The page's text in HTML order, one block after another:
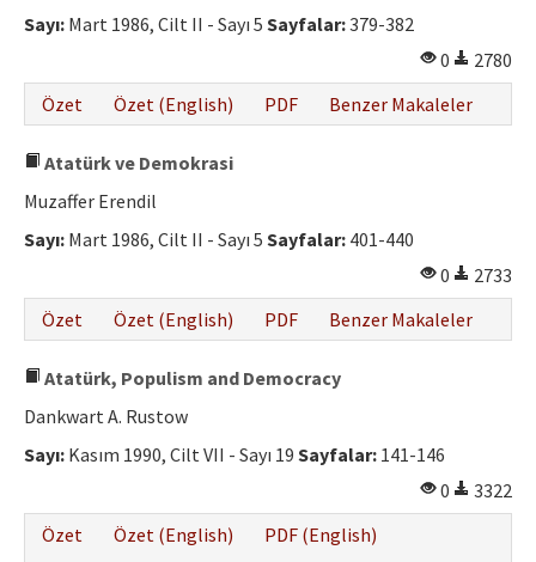
Sayı: Mart 1986, Cilt II - Sayı 5 Sayfalar:379-382
0
2780
Özet
Özet (English) PDF Benzer Makaleler
Atatürk ve Demokrasi
Muzaffer Erendil
Sayı: Mart 1986, Cilt II - Sayı 5 Sayfalar: 401-440
0
2733
Özet
Özet (English) PDF Benzer Makaleler
Atatürk, Populism and Democracy
Dankwart A. Rustow
Sayı: Kasım 1990, Cilt VII - Sayı 19 Sayfalar: 141-146
0
3322
Özet
Özet (English)
PDF (English)